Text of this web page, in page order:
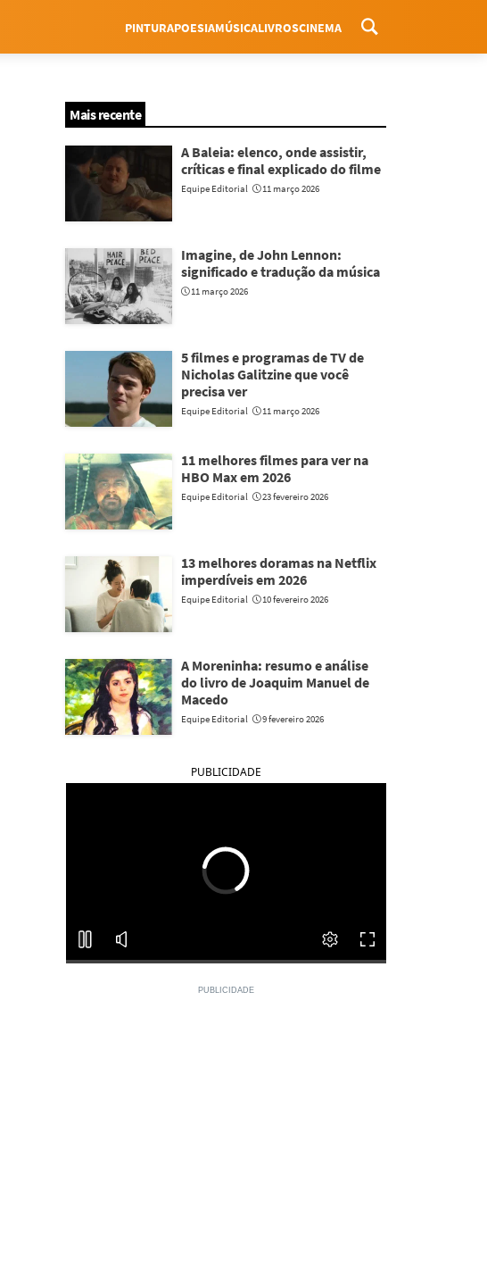
Menu
PINTURAPOESIAMÚSICALIVROSCINEMA
Mais recente
A Baleia: elenco, onde assistir,
críticas e final explicado do filme
Equipe Editorial 11 março 2026
Imagine, de John Lennon:
significado e tradução da música
11 março 2026
5 filmes e programas de TV de
Nicholas Galitzine que você
precisa ver
Equipe Editorial 11 março 2026
11 melhores filmes para ver na
HBO Max em 2026
Equipe Editorial 23 fevereiro 2026
13 melhores doramas na Netflix
imperdíveis em 2026
Equipe Editorial 10 fevereiro 2026
A Moreninha: resumo e análise
do livro de Joaquim Manuel de
Macedo
Equipe Editorial 9 fevereiro 2026
PUBLICIDADE